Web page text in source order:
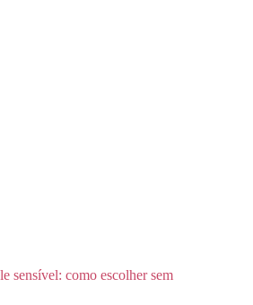
sensível: como escolher sem